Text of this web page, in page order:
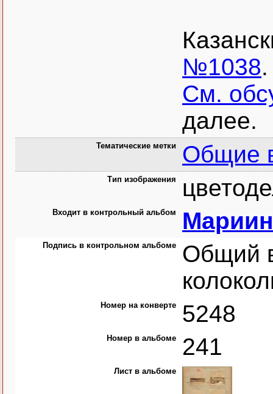
№1038.
См.
далее.
Тематические метки Общие
Тип изображения
Входит в контрольный альбом
Подпись в контрольном альбоме
Общий
Номер на конверте 5248
Номер в альбоме 241
Лист в альбоме